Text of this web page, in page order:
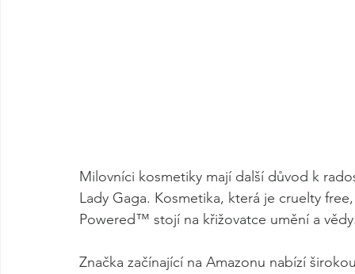
Milovníci kosmetiky mají další důvod k
Lady Gaga. Kosmetika, která je cruelty
Powered™ stojí na křižovatce umění a
Značka začínající na Amazonu nabízí